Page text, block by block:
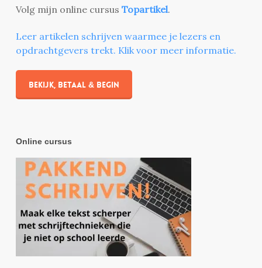
Volg mijn online cursus Topartikel.
Leer artikelen schrijven waarmee je lezers en
opdrachtgevers trekt. Klik voor meer informatie.
Bekijk, betaal & begin
Online cursus